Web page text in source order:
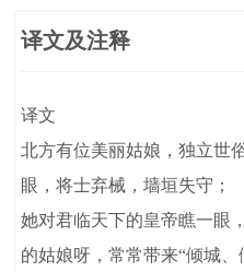
译文及注释
译文
北方有位美丽姑娘，独立世
眼，将士弃械，墙垣失守；
她对君临天下的皇帝瞧一眼
的姑娘呀，常常带来“倾城、